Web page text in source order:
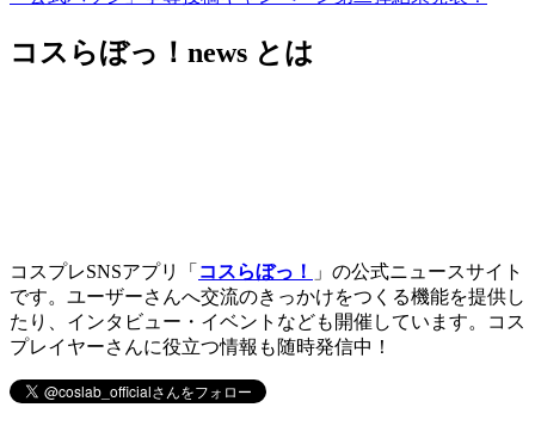
コスらぼっ！news とは
コスプレSNSアプリ「 コスらぼっ！
」の公式ニュースサイト
です。ユーザーさんへ交流のきっかけをつくる機能を提供し
たり、インタビュー・イベントなども開催しています。コス
プレイヤーさんに役立つ情報も随時発信中！